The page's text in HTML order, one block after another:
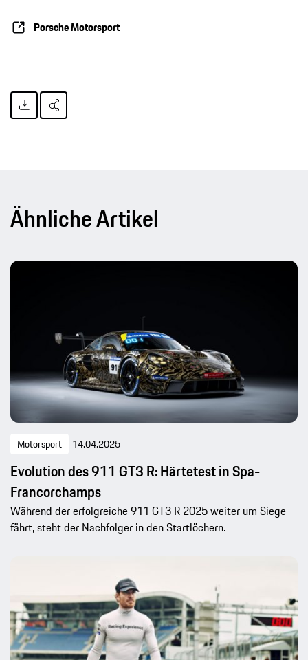
Porsche Motorsport
Ähnliche Artikel
Motorsport 14.04.2025
Evolution des 911 GT3 R: Härtetest in Spa-
Francorchamps
Während der erfolgreiche 911 GT3 R 2025 weiter um Siege
fährt, steht der Nachfolger in den Startlöchern.